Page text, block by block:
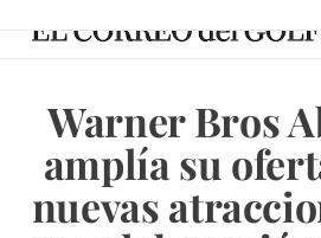
Warner Bros
amplía su
nuevas